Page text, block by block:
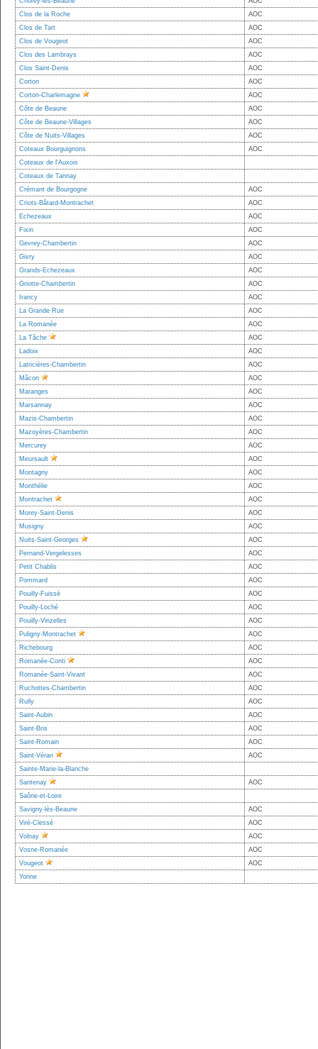
Clos de la Roche
AOC
Clos de Tart
AOC
Clos de Vougeot
AOC
Clos des Lambrays
AOC
Clos Saint-Denis
AOC
Corton
AOC
Corton-Charlemagne
AOC
Côte de Beaune
AOC
Côte de Beaune-Villages
AOC
Côte de Nuits-Villages
AOC
Coteaux Bourguignons
AOC
Coteaux de l'Auxois
Coteaux de Tannay
Crémant de Bourgogne
AOC
Criots-Bâtard-Montrachet
AOC
Echezeaux
AOC
Fixin
AOC
Gevrey-Chambertin
AOC
Givry
AOC
Grands-Echezeaux
AOC
Griotte-Chambertin
AOC
Irancy
AOC
La Grande Rue
AOC
La Romanée
AOC
La Tâche
AOC
Ladoix
AOC
Latricières-Chambertin
AOC
Mâcon
AOC
Maranges
AOC
Marsannay
AOC
Mazis-Chambertin
AOC
Mazoyères-Chambertin
AOC
Mercurey
AOC
Meursault
AOC
Montagny
AOC
Monthélie
AOC
Montrachet
AOC
Morey-Saint-Denis
AOC
Musigny
AOC
Nuits-Saint-Georges
AOC
Pernand-Vergelesses
AOC
Petit Chablis
AOC
Pommard
AOC
Pouilly-Fuissé
AOC
Pouilly-Loché
AOC
Pouilly-Vinzelles
AOC
Puligny-Montrachet
AOC
Richebourg
AOC
Romanée-Conti
AOC
Romanée-Saint-Vivant
AOC
Ruchottes-Chambertin
AOC
Rully
AOC
Saint-Aubin
AOC
Saint-Bris
AOC
Saint-Romain
AOC
Saint-Véran
AOC
Sainte-Marie-la-Blanche
Santenay
AOC
Saône-et-Loire
Savigny-lès-Beaune
AOC
Viré-Clessé
AOC
Volnay
AOC
Vosne-Romanée
AOC
Vougeot
AOC
Yonne